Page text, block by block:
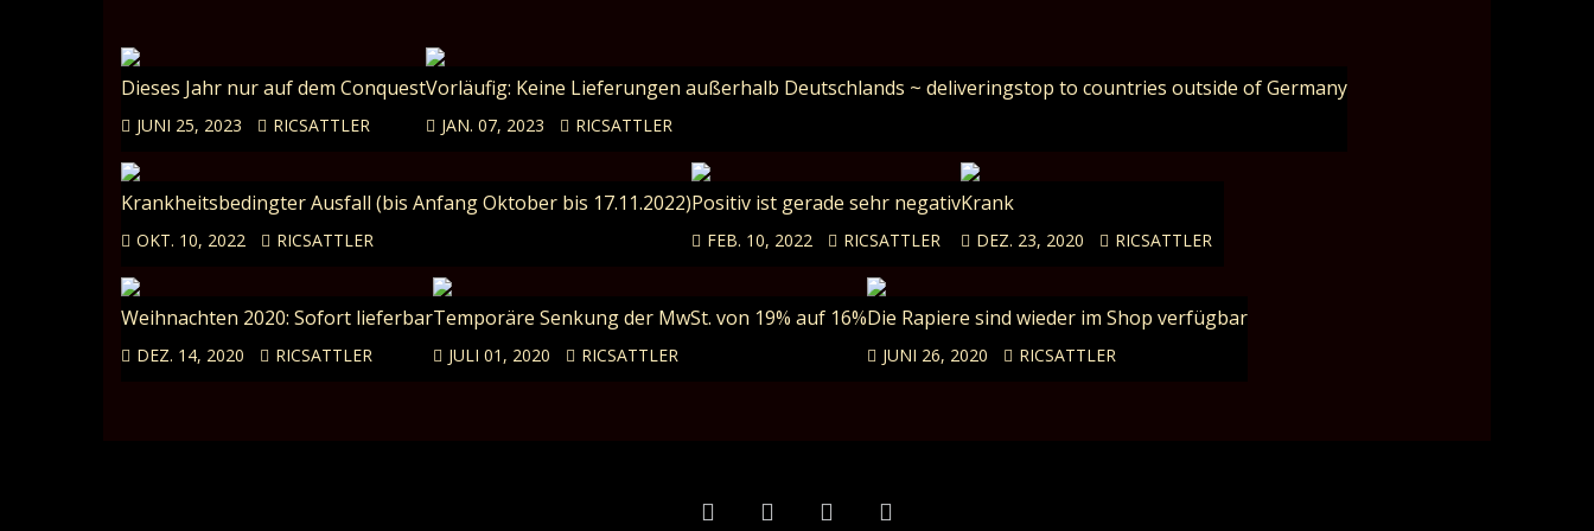
Dieses Jahr nur auf dem Conquest
JUNI 25, 2023 RICSATTLER
Vorläufig: Keine Lieferungen außerhalb Deutschlands ~ deliveringstop to countries outside of Germany
JAN. 07, 2023 RICSATTLER
Krankheitsbedingter Ausfall (bis Anfang Oktober bis 17.11.2022)
OKT. 10, 2022 RICSATTLER
Positiv ist gerade sehr negativ
FEB. 10, 2022 RICSATTLER
Krank
DEZ. 23, 2020 RICSATTLER
Weihnachten 2020: Sofort lieferbar
DEZ. 14, 2020 RICSATTLER
Temporäre Senkung der MwSt. von 19% auf 16%
JULI 01, 2020 RICSATTLER
Die Rapiere sind wieder im Shop verfügbar
JUNI 26, 2020 RICSATTLER